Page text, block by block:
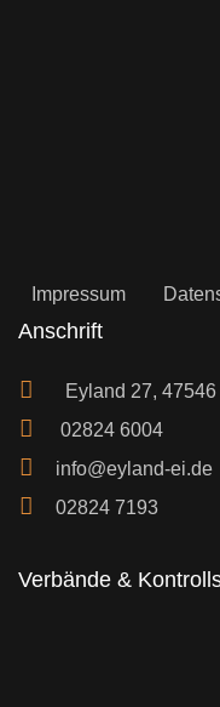
Impressum
Anschrift
Eyland 27, 47546
02824 6004
info@eyland-ei.de
02824 7193
Verbände &